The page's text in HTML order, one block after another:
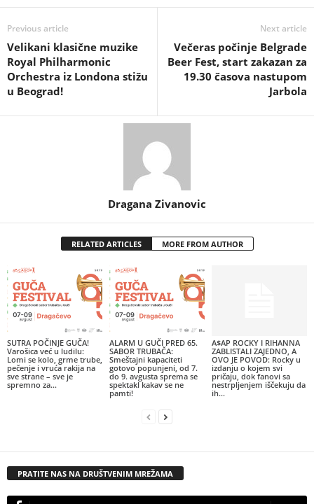
Previous article
Velikani klasične muzike
Royal Philharmonic
Orchestra iz Londona stižu
u Beograd!
Next article
Večeras počinje Belgrade
Beer Fest, start zakazan za
19.30 časova nastupom
Jarbola
Dragana Zivanovic
RELATED ARTICLES MORE FROM AUTHOR
SUTRA POČINJE GUČA!
Varošica već u ludilu:
Lomi se kolo, grme trube,
pečenje i vruća rakija na
sve strane – sve je
spremno za...
ALARM U GUČI PRED 65.
SABOR TRUBAČA:
Smeštajni kapaciteti
gotovo popunjeni, od 7.
do 9. avgusta sprema se
spektakl kakav se ne
pamti!
A$AP ROCKY I RIHANNA
ZABLISTALI ZAJEDNO, A
OVO JE POVOD: Rocky u
izdanju o kojem svi
pričaju, dok fanovi sa
nestrpljenjem iščekuju da
ih...
PRATITE NAS NA DRUŠTVENIM MREŽAMA